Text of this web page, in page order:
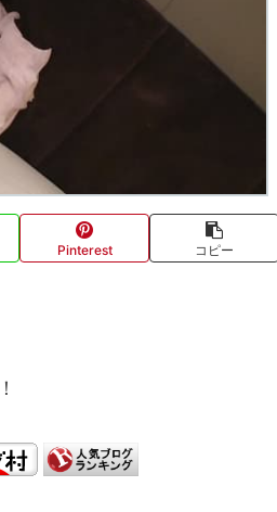
Pinterest コピー